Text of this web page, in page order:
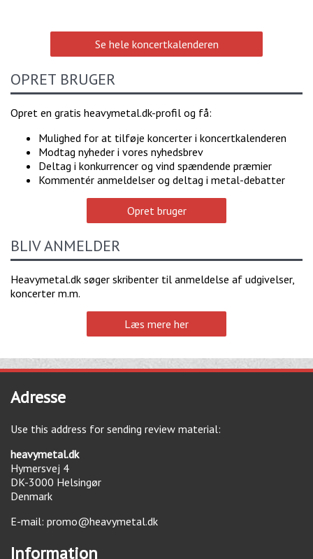
Se hele koncertkalenderen
OPRET BRUGER
Opret en gratis heavymetal.dk-profil og få:
Mulighed for at tilføje koncerter i koncertkalenderen
Modtag nyheder i vores nyhedsbrev
Deltag i konkurrencer og vind spændende præmier
Kommentér anmeldelser og deltag i metal-debatter
Opret bruger
BLIV ANMELDER
Heavymetal.dk søger skribenter til anmeldelse af udgivelser,
koncerter m.m.
Læs mere her
Adresse
Use this address for sending review material:
heavymetal.dk
Hymersvej 4
DK-3000 Helsingør
Denmark
E-mail: promo@heavymetal.dk
Information